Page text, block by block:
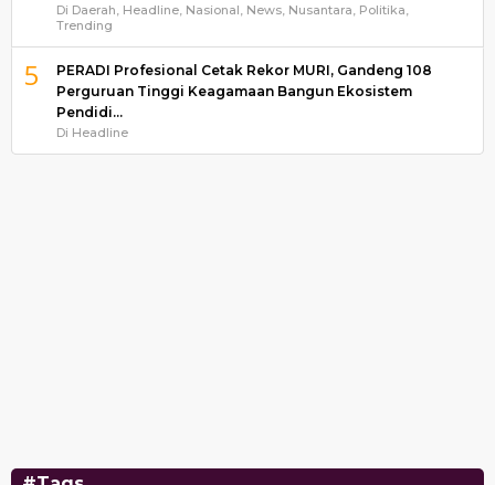
Di Daerah, Headline, Nasional, News, Nusantara, Politika,
Trending
5
PERADI Profesional Cetak Rekor MURI, Gandeng 108
Perguruan Tinggi Keagamaan Bangun Ekosistem
Pendidi…
Di Headline